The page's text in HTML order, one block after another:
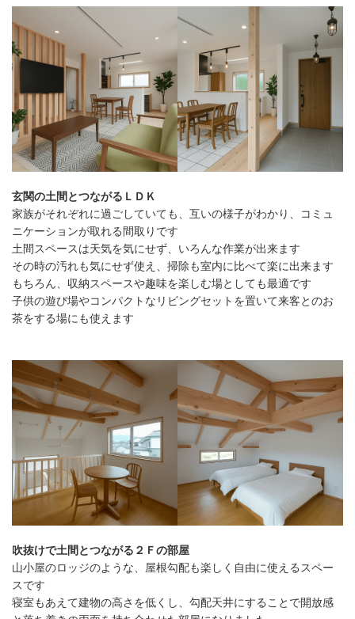
玄関の土間とつながるＬＤＫ
家族がそれぞれに過ごしていても、互いの様子がわかり、コミュ
ニケーションが取れる間取りです
土間スペースは天気を気にせず、いろんな作業が出来ます
その時の汚れも気にせず使え、掃除も室内に比べて楽に出来ます
もちろん、収納スペースや趣味を楽しむ場としても最適です
子供の遊び場やコンパクトなリビングセットを置いて来客とのお
茶をする場にも使えます
吹抜けで土間とつながる２Ｆの部屋
山小屋のロッジのような、屋根勾配も楽しく自由に使えるスペー
スです
寝室もあえて建物の高さを低くし、勾配天井にすることで開放感